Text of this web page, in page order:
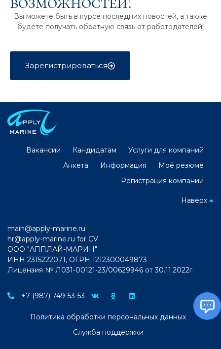
Вы можете быть в курсе последних новостей, а также
будете получать обратную связь от работодателей!
Зарегистрироваться
Вакансии Кандидатам
Услуги для компаний
Анкета
Информация
Моё резюме
Регистрация компании
Наверх
main@apply-marine.ru
hr@apply-marine.ru for CV
ООО "АППЛАЙ-МАРИН"
ИНН 2315222071, ОГРН 1212300049873
Лицензия № Л031-00121-23/00629946 от 30.11.2022г.
+7 (987) 749-53-53
Политика обработки персональных данных
Служба поддержки